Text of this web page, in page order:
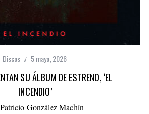
Discos 5 mayo, 2026
SU ÁLBUM DE ESTRENO, ‘EL
INCENDIO’
Patricio González Machín